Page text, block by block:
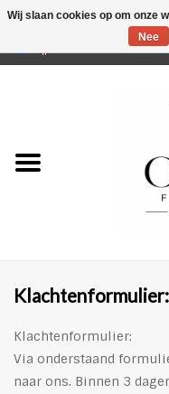
Merken
Klachtenformulier:
Klachtenformulier:
Via onderstaand
naar ons. Binnen 3
Wij slaan cookies op om onze
Nee